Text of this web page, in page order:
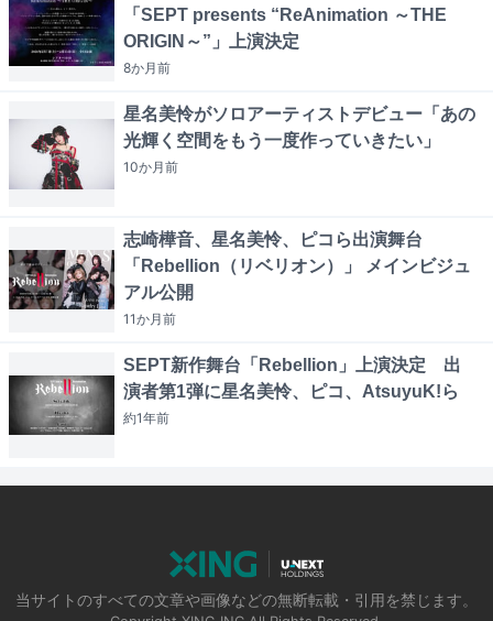
「SEPT presents “ReAnimation ～THE
ORIGIN～”」上演決定
8か月前
星名美怜がソロアーティストデビュー「あの
光輝く空間をもう一度作っていきたい」
10か月前
志崎樺音、星名美怜、ピコら出演舞台
「Rebellion（リベリオン）」 メインビジュ
アル公開
11か月前
SEPT新作舞台「Rebellion」上演決定 出
演者第1弾に星名美怜、ピコ、AtsuyuK!ら
約1年前
当サイトのすべての文章や画像などの無断転載・引用を禁じます。